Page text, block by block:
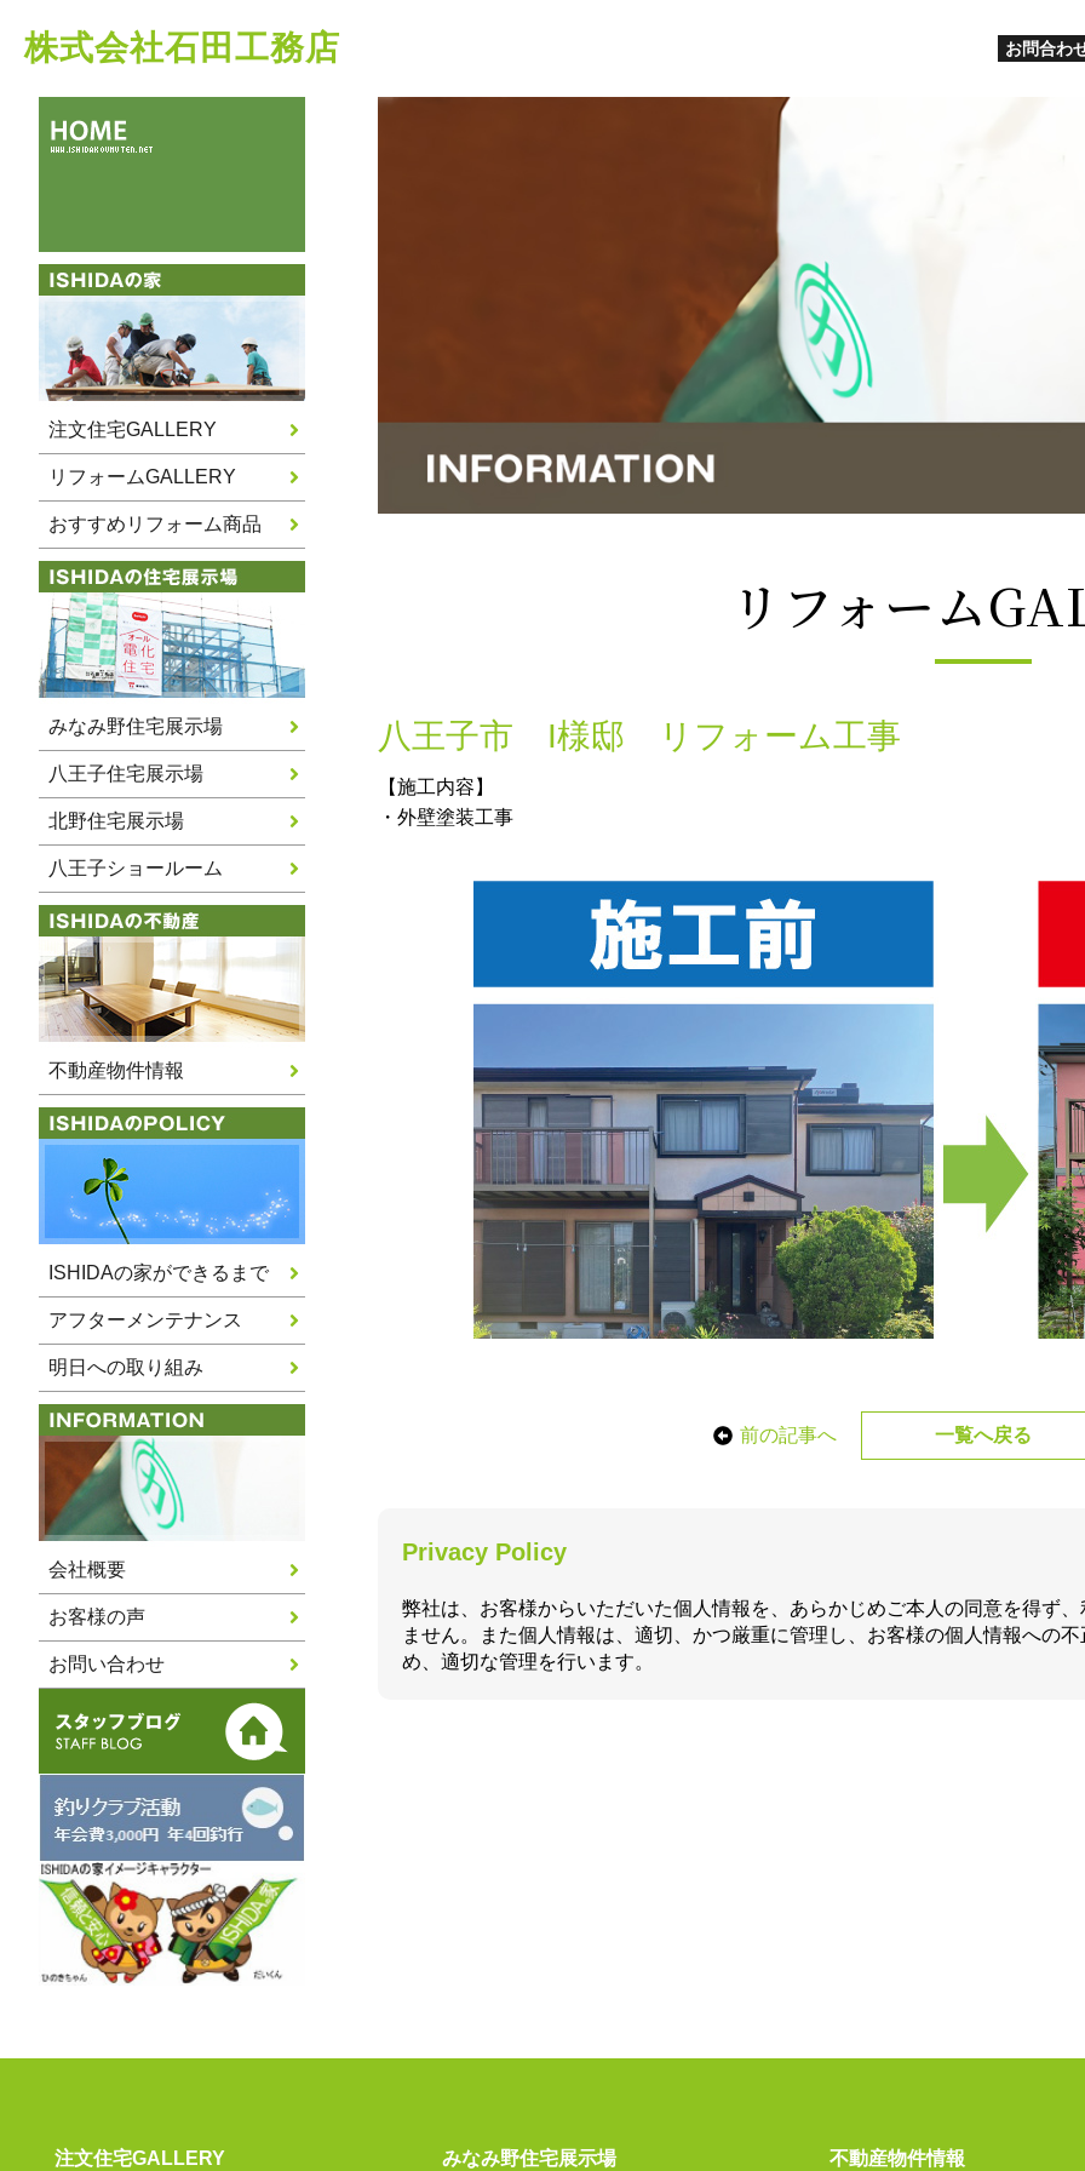
株式会社石田工務店 お問合わ
注文住宅GALLERY
リフォームGALLERY
おすすめリフォーム商品
みなみ野住宅展示場
八王子住宅展示場
北野住宅展示場
八王子ショールーム
不動産物件情報
ISHIDAの家ができるまで
アフターメンテナンス
明日への取り組み
会社概要
お客様の声
お問い合わせ
リフォーム
八王子市 I様邸 リフォーム工事
【施工内容】
・外壁塗装工事
前の記事へ 一覧へ戻る
Privacy Policy
弊社は、お客様からいただいた個人情報を、あらかじめご本人の同意を得ず
ません。また個人情報は、適切、かつ厳重に管理し、お客様の個人情報への
め、適切な管理を行います。
注文住宅GALLERY みなみ野住宅展示場 不動産物件情報